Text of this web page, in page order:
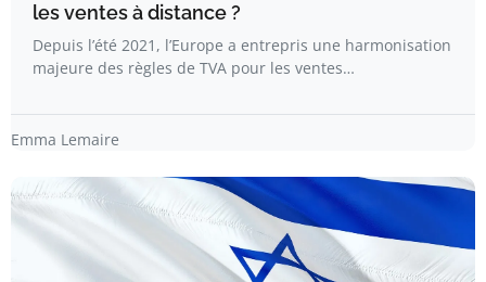
les ventes à distance ?
Depuis l’été 2021, l’Europe a entrepris une harmonisation
majeure des règles de TVA pour les ventes…
Emma Lemaire